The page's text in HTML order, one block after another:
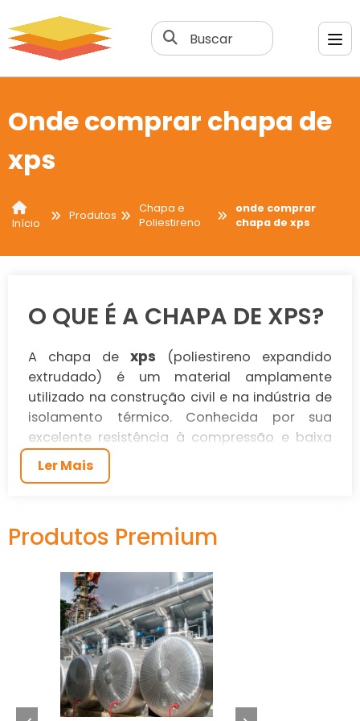
Buscar
Onde comprar chapa de
xps
Início
Produtos
Chapa e
Poliestireno
onde comprar
chapa de xps
O QUE É A CHAPA DE XPS?
A chapa de xps (poliestireno expandido
extrudado) é um material amplamente
utilizado na construção civil e na indústria de
isolamento térmico. Conhecida por sua
excelente resistência à compressão e baixa
absorção de água, a chapa de
destaca como uma solução eficaz para
chapa dexpsapresenta características que
a tornam ideal para aplicações em condições
extremas, sendo resistente tanto ao calor
como ao frio. É a escolha perfeita para
profissionais que buscam não só qualidade,
mas também durabilidade em seus projetos.
ONDE COMPRAR CHAPA DE
Ler Mais
Produtos Premium